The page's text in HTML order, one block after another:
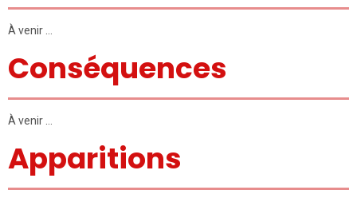
À venir …
Conséquences
À venir …
Apparitions